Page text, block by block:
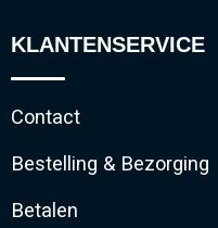
KLANTENSERVICE
Contact
Bestelling & Bezorging
Betalen